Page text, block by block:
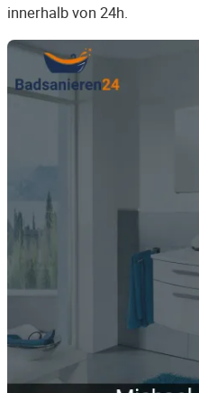
innerhalb von 24h.